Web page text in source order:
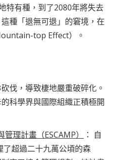
特有種，到了2080年將失去
種「退無可退」的窘境，在
top Effect）。
伐，導致棲地嚴重破碎化。
科學界與國際組織正積極開
理計畫（ESCAMP）
： 自
超過二十九萬公頃的森